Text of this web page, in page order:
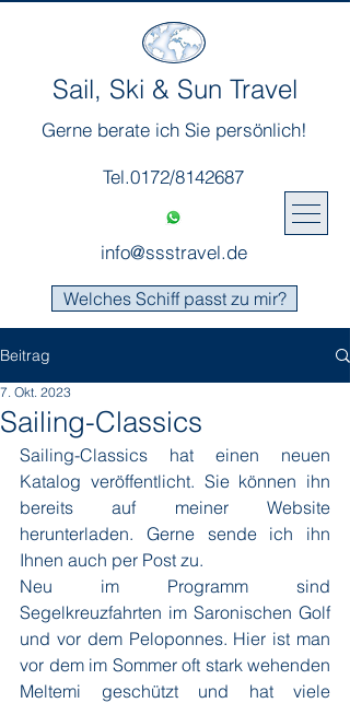
Sail, Ski & Sun Travel
Gerne berate ich Sie persönlich!
Tel.0172/8142687
info@ssstravel.de
Welches Schiff passt zu mir?
Beitrag
Sailing-Classics
7. Okt. 2023
Sailing-Classics hat einen neuen
Katalog veröffentlicht. Sie können ihn
bereits auf meiner Website
herunterladen. Gerne sende ich ihn
Ihnen auch per Post zu.
Neu im Programm sind
Segelkreuzfahrten im Saronischen Golf
und vor dem Peloponnes. Hier ist man
vor dem im Sommer oft stark wehenden
Meltemi geschützt und hat viele